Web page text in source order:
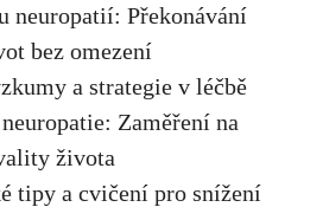
neuropatií: Překonávání
bez omezení
a strategie v léčbě
Zaměření na
života
tipy a​ cvičení⁢ pro snížení